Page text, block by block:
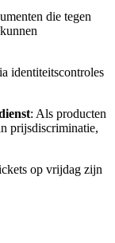
die tegen
identiteitscontroles
: Als producten
prijsdiscriminatie,
op vrijdag zijn